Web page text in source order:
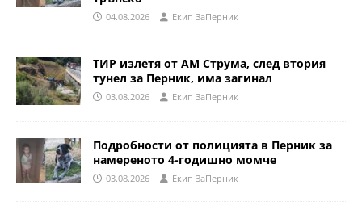
04.08.2026 Eкип ЗаПерник
ТИР излетя от АМ Струма, след втория
тунел за Перник, има загинал
03.08.2026 Eкип ЗаПерник
Подробности от полицията в Перник за
намереното 4-годишно момче
03.08.2026 Eкип ЗаПерник